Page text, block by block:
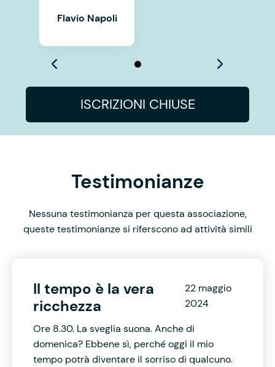
Flavio Napoli
ISCRIZIONI CHIUSE
Testimonianze
Nessuna testimonianza per questa associazione,
queste testimonianze si riferscono ad attività simili
Il tempo è la vera
ricchezza
22 maggio
2024
Ore 8.30. La sveglia suona. Anche di
domenica? Ebbene sì, perché oggi il mio
tempo potrà diventare il sorriso di qualcuno.